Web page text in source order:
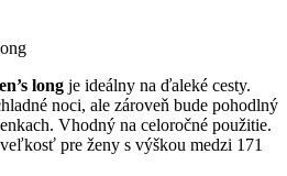
long je ideálny na ďaleké cesty.
noci, ale zároveň bude pohodlný
Vhodný na celoročné použitie.
pre ženy s výškou medzi 171